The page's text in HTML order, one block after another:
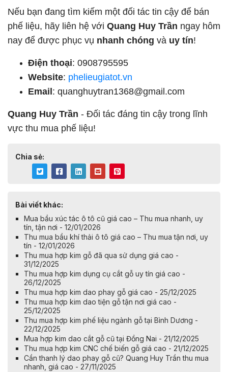
Nếu bạn đang tìm kiếm một đối tác tin cậy để bán
phế liệu, hãy liên hệ với Quang Huy Trần ngay hôm
nay để được phục vụ nhanh chóng và uy tín!
Điện thoại: 0908795595
Website: phelieugiatot.vn
Email : quanghuytran1368@gmail.com
Quang Huy Trần - Đối tác đáng tin cậy trong lĩnh
vực thu mua phế liệu!
Chia sẻ:
Bài viết khác:
Mua bầu xúc tác ô tô cũ giá cao – Thu mua nhanh, uy
tín, tận nơi - 12/01/2026
Thu mua bầu khí thải ô tô giá cao – Thu mua tận nơi, uy
tín - 12/01/2026
Thu mua hợp kim gỗ đã qua sử dụng giá cao -
31/12/2025
Thu mua hợp kim dụng cụ cắt gỗ uy tín giá cao -
26/12/2025
Thu mua hợp kim dao phay gỗ giá cao - 25/12/2025
Thu mua hợp kim dao tiện gỗ tận nơi giá cao -
25/12/2025
Thu mua hợp kim phế liệu ngành gỗ tại Bình Dương -
22/12/2025
Mua hợp kim dao cắt gỗ cũ tại Đồng Nai - 21/12/2025
Thu mua hợp kim CNC chế biến gỗ giá cao - 21/12/2025
Cần thanh lý dao phay gỗ cũ? Quang Huy Trần thu mua
nhanh, giá cao - 27/11/2025